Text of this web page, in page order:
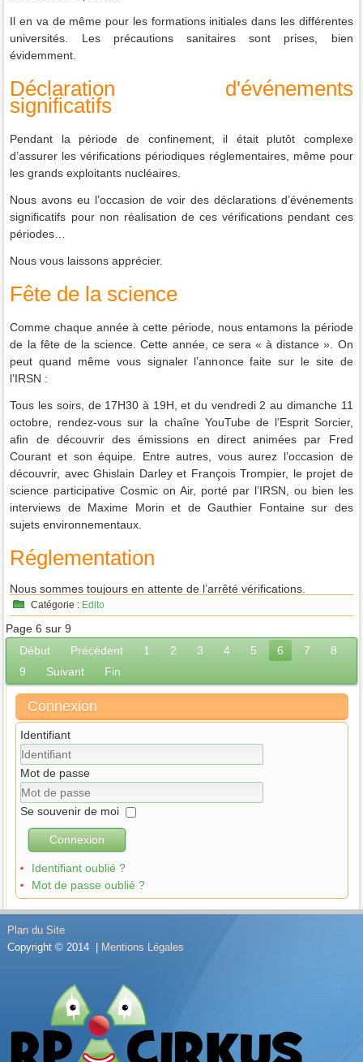
Il en va de même pour les formations initiales dans les différentes
universités. Les précautions sanitaires sont prises, bien
évidemment.
Déclaration d'événements
significatifs
Pendant la période de confinement, il était plutôt complexe
d’assurer les vérifications périodiques réglementaires, même pour
les grands exploitants nucléaires.
Nous avons eu l’occasion de voir des déclarations d’événements
significatifs pour non réalisation de ces vérifications pendant ces
périodes…
Nous vous laissons apprécier.
Fête de la science
Comme chaque année à cette période, nous entamons la période
de la fête de la science. Cette année, ce sera « à distance ». On
peut quand même vous signaler l’annonce faite sur le site de
l’IRSN :
Tous les soirs, de 17H30 à 19H, et du vendredi 2 au dimanche 11
octobre, rendez-vous sur la chaîne YouTube de l’Esprit Sorcier,
afin de découvrir des émissions en direct animées par Fred
Courant et son équipe. Entre autres, vous aurez l’occasion de
découvrir, avec Ghislain Darley et François Trompier, le projet de
science participative Cosmic on Air, porté par l’IRSN, ou bien les
interviews de Maxime Morin et de Gauthier Fontaine sur des
sujets environnementaux.
Réglementation
Nous sommes toujours en attente de l’arrêté vérifications.
Catégorie : Edito
Page 6 sur 9
Début
Précédent 1 2 3 4 5 6 7
8
9
Suivant Fin
Connexion
Identifiant
Mot de passe
Se souvenir de moi
Connexion
Identifiant oublié ?
Mot de passe oublié ?
Plan du Site
Copyright © 2014 |
Mentions Légales